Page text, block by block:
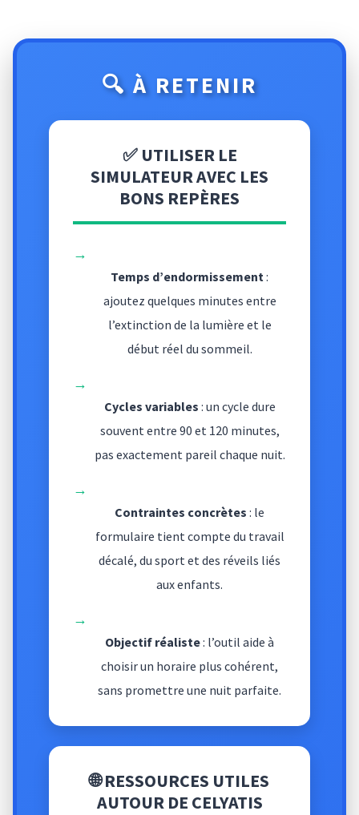
🔍 À RETENIR
✅ UTILISER LE
SIMULATEUR AVEC LES
BONS REPÈRES
→
Temps d’endormissement:
ajoutez quelques minutes entre
l’extinction de la lumière et le
début réel du sommeil.
→
Cycles variables : un cycle dure
souvent entre 90 et 120 minutes,
pas exactement pareil chaque nuit.
→
Contraintes concrètes : le
formulaire tient compte du travail
décalé, du sport et des réveils liés
aux enfants.
→
Objectif réaliste: l’outil aide à
choisir un horaire plus cohérent,
sans promettre une nuit parfaite.
🌐 RESSOURCES UTILES
AUTOUR DE CELYATIS